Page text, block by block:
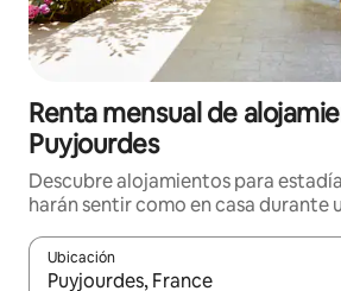
Renta mensual de
Puyjourdes
Descubre alojamientos para
harán sentir como en casa durante
Ubicación
Cuando los resultados estén